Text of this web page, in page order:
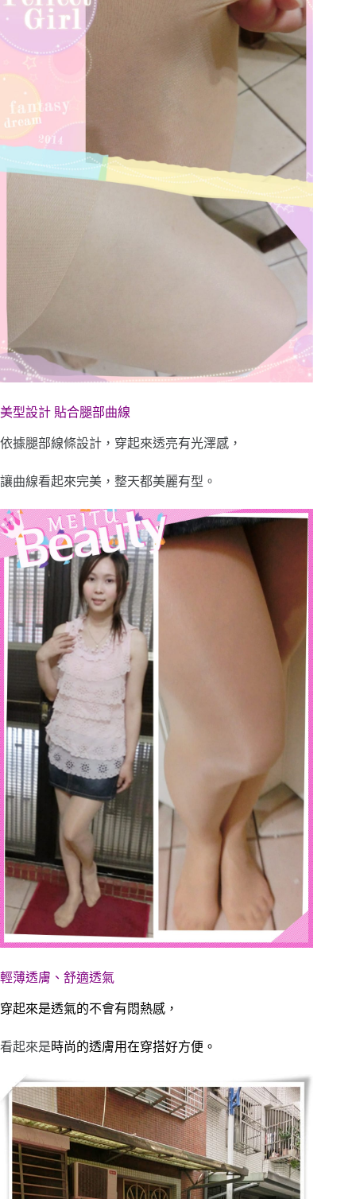
美型設計 貼合腿部曲線
依據腿部線條設計，穿起來透亮有光澤感，
讓曲線看起來完美，整天都美麗有型。
輕薄透膚、舒適透氣
穿起來是透氣的不會有悶熱感，
看起來是時尚的透膚用在穿搭好方便。